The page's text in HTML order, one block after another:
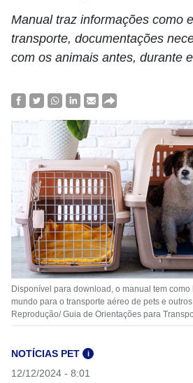
Manual traz informações como
transporte, documentações
com os animais antes, durante
Disponível para download, o manual tem
mundo para o transporte aéreo de pets e
Reprodução/ Guia de Orientações para
NOTÍCIAS PET i
12/12/2024 - 8:01